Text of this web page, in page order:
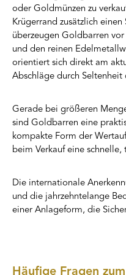
oder Goldmünzen zu
Krügerrand zusätzlich
überzeugen Goldbarren
und den reinen
orientiert sich direkt am
Abschläge durch
Gerade bei größeren
sind Goldbarren eine
kompakte Form der
beim Verkauf eine
Die internationale
und die jahrzehntelange
einer Anlageform, die
Häufige Fragen